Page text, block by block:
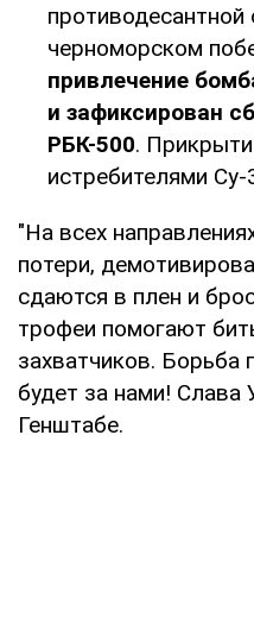
черноморском
привлечение
и зафиксирован
РБК-500.
истребителями
"На всех
потери,
сдаются в плен и
трофеи помогают
захватчиков.
будет за нами! Слава
Генштабе.